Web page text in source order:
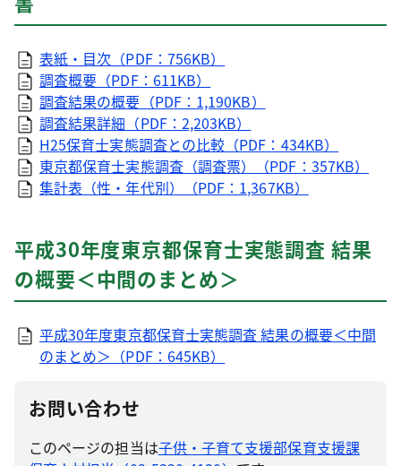
表紙・目次（PDF：756KB）
調査概要（PDF：611KB）
調査結果の概要（PDF：1,190KB）
調査結果詳細（PDF：2,203KB）
H25保育士実態調査との比較（PDF：434KB）
東京都保育士実態調査（調査票）（PDF：357KB）
集計表（性・年代別）（PDF：1,367KB）
平成30年度東京都保育士実態調査 結果
の概要＜中間のまとめ＞
平成30年度東京都保育士実態調査 結果の概要＜中間
のまとめ＞（PDF：645KB）
お問い合わせ
このページの担当は子供・子育て支援部保育支援課